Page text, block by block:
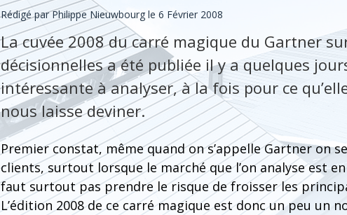
Rédigé parPhilippe Nieuwbourgle 6 Février 2008
La cuvée 2008 du carré magique du Gartner
décisionnelles a été publiée il y a quelques
intéressante à analyser, à la fois pour ce
nous laisse deviner.
Premier constat, même quand on s’appelle Gartner on
clients, surtout lorsque le marché que l’on analyse est
faut surtout pas prendre le risque de froisser les
L’édition 2008 de ce carré magique est donc un peu un